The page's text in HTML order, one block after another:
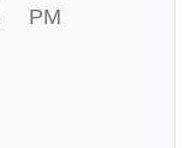
PM